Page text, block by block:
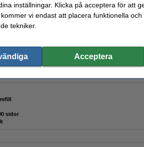
av Canon GI-43R röd bläckrefill från 123ink.
)
sidor
inställningar. Klicka på acceptera för att
vi endast att placera funktionella
tekniker.
Acceptera